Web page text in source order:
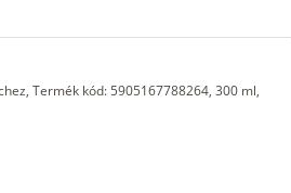
Termék kód: 5905167788264, 300 ml,